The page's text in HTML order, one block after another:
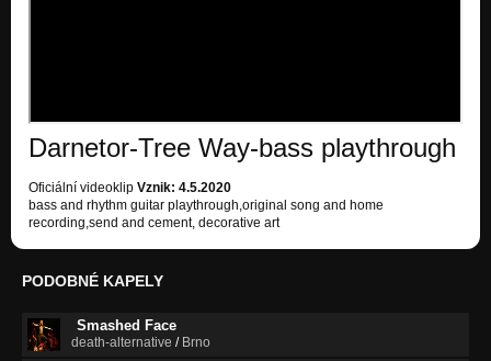
Darnetor-Tree Way-bass playthrough
Oficiální videoklip Vznik: 4.5.2020
bass and rhythm guitar playthrough,original song and home
recording,send and cement, decorative art
PODOBNÉ KAPELY
Smashed Face
death-alternative / Brno